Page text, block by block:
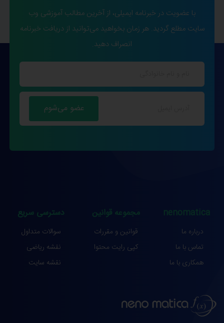
با عضویت در خبرنامه ایمیلی، از آخرین مطالب آموزشی وب
سایت مطلع گردید. هر زمان بخواهید می‌توانید از دریافت خبرنامه
انصراف دهید.
nenomatica
درباره ما
تماس با ما
همکاری با ما
مجموعه قوانین
قوانین و مقررات
کپی رایت محتوا
دسترسی سریع
سوالات متداول
نقشه ریاضی
نقشه سایت